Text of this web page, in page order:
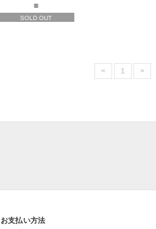
■
SOLD OUT
< 1 >
お支払い方法